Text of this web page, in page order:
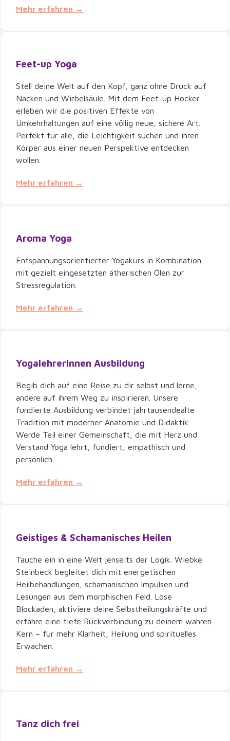
Mehr erfahren →
Feet-up Yoga
Stell deine Welt auf den Kopf, ganz ohne Druck auf
Nacken und Wirbelsäule. Mit dem Feet-up Hocker
erleben wir die positiven Effekte von
Umkehrhaltungen auf eine völlig neue, sichere Art.
Perfekt für alle, die Leichtigkeit suchen und ihren
Körper aus einer neuen Perspektive entdecken
wollen.
Mehr erfahren →
Aroma Yoga
Entspannungsorientierter Yogakurs in Kombination
mit gezielt eingesetzten ätherischen Ölen zur
Stressregulation.
Mehr erfahren →
YogalehrerInnen Ausbildung
Begib dich auf eine Reise zu dir selbst und lerne,
andere auf ihrem Weg zu inspirieren. Unsere
fundierte Ausbildung verbindet jahrtausendealte
Tradition mit moderner Anatomie und Didaktik.
Werde Teil einer Gemeinschaft, die mit Herz und
Verstand Yoga lehrt, fundiert, empathisch und
persönlich.
Mehr erfahren →
Geistiges & Schamanisches Heilen
Tauche ein in eine Welt jenseits der Logik. Wiebke
Steinbeck begleitet dich mit energetischen
Heilbehandlungen, schamanischen Impulsen und
Lesungen aus dem morphischen Feld. Löse
Blockaden, aktiviere deine Selbstheilungskräfte und
erfahre eine tiefe Rückverbindung zu deinem wahren
Kern – für mehr Klarheit, Heilung und spirituelles
Erwachen.
Mehr erfahren →
Tanz dich frei